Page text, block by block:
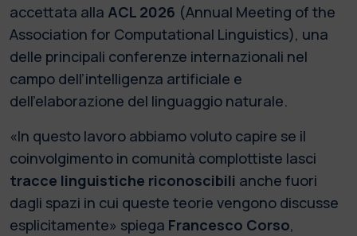
accettata alla ACL 2026 (Annual Meeting of the
Association for Computational Linguistics), una
delle principali conferenze internazionali nel
campo dell’intelligenza artificiale e
dell’elaborazione del linguaggio naturale.
«In questo lavoro abbiamo voluto capire se il
coinvolgimento in comunità complottiste lasci
tracce linguistiche riconoscibili anche fuori
dagli spazi in cui queste teorie vengono discusse
esplicitamente» spiega Francesco Corso,